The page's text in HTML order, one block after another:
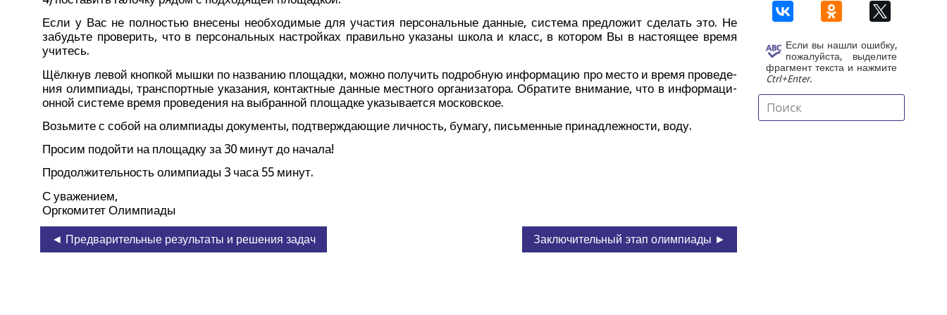
Если у Вас не пол­но­стью вне­се­ны необ­хо­ди­мые для уча­стия пер­со­наль­ные дан­ные, систе­ма пред­ло­жит сде­лать это. Не
забудь­те про­ве­рить, что в пер­со­наль­ных настрой­ках пра­виль­но ука­за­ны шко­ла и класс, в кото­ром Вы в насто­я­щее вре­мя
учитесь.
Щёлк­нув левой кноп­кой мыш­ки по назва­нию пло­щад­ки, мож­но полу­чить подроб­ную инфор­ма­цию про место и вре­мя про­ве­де­
ния олим­пи­а­ды, транс­порт­ные ука­за­ния, кон­такт­ные дан­ные мест­но­го орга­ни­за­то­ра. Обра­ти­те вни­ма­ние, что в инфор­ма­ци­
он­ной систе­ме вре­мя про­ве­де­ния на выбран­ной пло­щад­ке ука­зы­ва­ет­ся московское.
Возь­ми­те с собой на олим­пи­а­ды доку­мен­ты, под­твер­жда­ю­щие лич­ность, бума­гу, пись­мен­ные при­над­леж­но­сти, воду.
Про­сим подой­ти на пло­щад­ку за 30 минут до начала!
Про­дол­жи­тель­ность олим­пи­а­ды 3 часа 55 минут.
С ува­же­ни­ем,
Орг­ко­ми­тет Олимпиады
Заключительный этап олимпиады ►
◄ Предварительные результаты и решения задач
Если вы нашли ошибку,
пожалуйста, выделите
фрагмент текста и нажмите
Ctrl+Enter.